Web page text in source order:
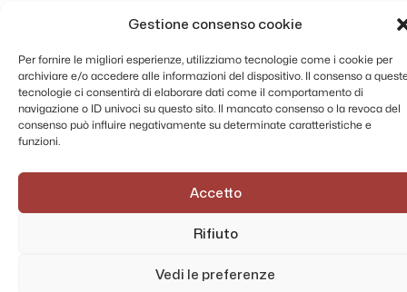
Gestione consenso cookie
Per fornire le migliori esperienze, utilizziamo tecnologie come i cookie per
archiviare e/o accedere alle informazioni del dispositivo. Il consenso a
tecnologie ci consentirà di elaborare dati come il comportamento di
navigazione o ID univoci su questo sito. Il mancato consenso o la revoca del
consenso può influire negativamente su determinate caratteristiche e
funzioni.
Accetto
Rifiuto
Vedi le preferenze